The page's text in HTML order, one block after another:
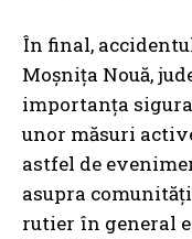
În final,
Moșnița Nouă,
importanța
unor măsuri
astfel de
asupra
rutier în general